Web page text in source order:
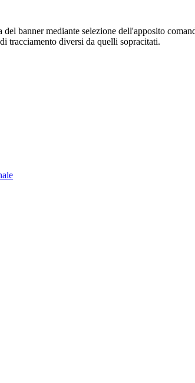
banner mediante selezione dell'apposito
tracciamento diversi da quelli sopracitati.